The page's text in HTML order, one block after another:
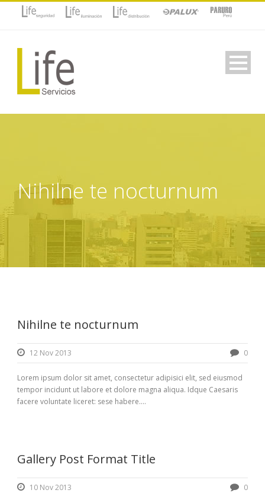
Nihilne te nocturnum
Nihilne te nocturnum
12 Nov 2013 0
Lorem ipsum dolor sit amet, consectetur adipisici elit, sed eiusmod
tempor incidunt ut labore et dolore magna aliqua. Idque Caesaris
facere voluntate liceret: sese habere....
Gallery Post Format Title
10 Nov 2013 0